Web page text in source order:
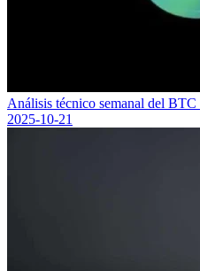
Análisis técnico semanal del
2025-10-21